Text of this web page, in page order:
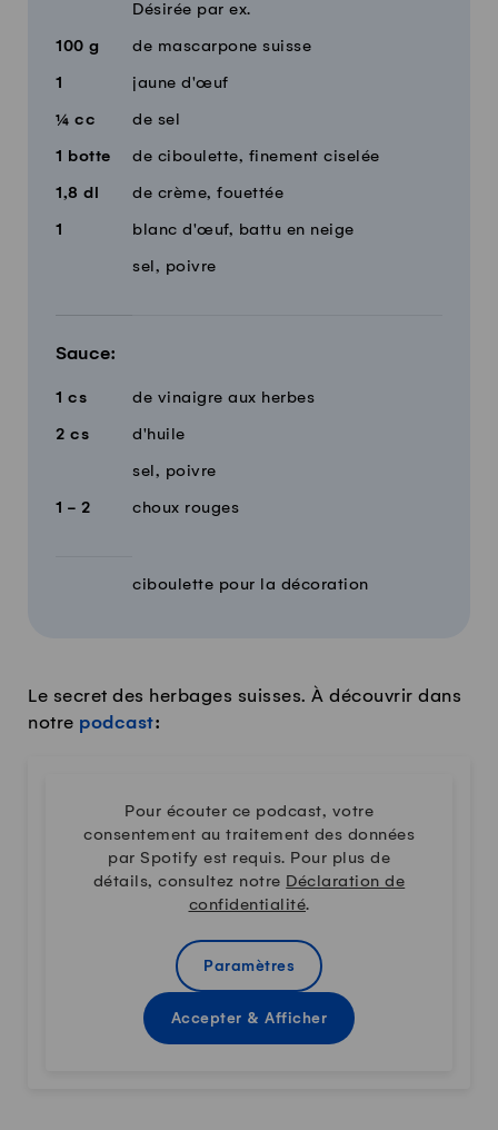
Désirée par ex.
100 g de mascarpone suisse
1 jaune d'œuf
¼ cc de sel
1 botte de ciboulette, finement ciselée
1,8 dl de crème, fouettée
1 blanc d'œuf, battu en neige
sel, poivre
Sauce:
1 cs de vinaigre aux herbes
2 cs d'huile
sel, poivre
1 - 2 choux rouges
ciboulette pour la décoration
Le secret des herbages suisses. À découvrir dans
notre podcast:
Pour écouter ce podcast, votre
consentement au traitement des données
par Spotify est requis. Pour plus de
détails, consultez notre Déclaration de
confidentialité.
Paramètres
Accepter & Afficher